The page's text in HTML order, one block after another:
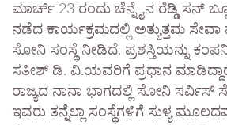
ಮಾರ್ಚ್ 23 ರಂದು ಚೆನ್ನೈನ ರೆಡ್ಡಿ ಸನ್
ನಡೆದ ಕಾರ್ಯಕ್ರಮದಲ್ಲಿ ಅತ್ಯುತ್ತಮ ಸೇವಾ
ಸೋನಿ ಸಂಸ್ಥೆ ನೀಡಿದೆ. ಪ್ರಶಸ್ತಿಯನ್ನು
ಸತೀಶ್ ಡಿ. ವಿ.ಯವರಿಗೆ ಪ್ರಧಾನ
ರಾಜ್ಯದ ನಾನಾ ಭಾಗದಲ್ಲಿ ಸೋನಿ
ಇವರು ತನ್ನೆಲ್ಲಾ ಸಂಸ್ಥೆಗಳಿಗೆ ಸುಳ್ಯ